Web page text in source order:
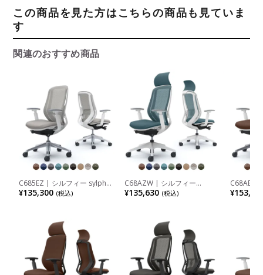
この商品を見た方はこちらの商品も見ていま
す
関連のおすすめ商品
C685EZ | シルフィー sylphy
ハイバック 背メッシュタイプ
アジャストアーム ホワイトボ
¥135,300 (税込)
C68AZW | シルフィー
sylphy エクストラハイバック
背メッシュタイプ アジャスト
¥135,630 (税込)
C68AEZ
エクスト
シュタイ